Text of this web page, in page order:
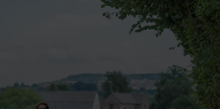
Ferienpark Reevallis Einrichtungen